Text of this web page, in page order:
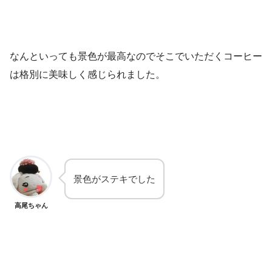
なんといっても景色が最高なのでそこでいただくコーヒー
は格別に美味しく感じられました。
高尾ちゃん
景色がステキでした